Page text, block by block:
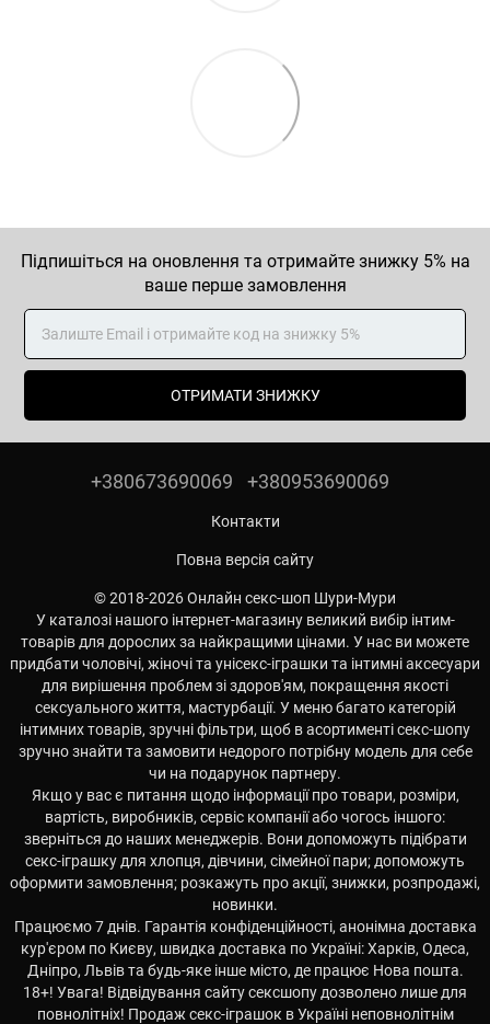
Підпишіться на оновлення та отримайте знижку 5% на
ваше перше замовлення
ОТРИМАТИ ЗНИЖКУ
+380673690069 +380953690069
Контакти
Повна версія сайту
© 2018-2026 Онлайн секс-шоп Шури-Мури
У каталозі нашого інтернет-магазину великий вибір інтим-
товарів для дорослих за найкращими цінами. У нас ви можете
придбати чоловічі, жіночі та унісекс-іграшки та інтимні аксесуари
для вирішення проблем зі здоров'ям, покращення якості
сексуального життя, мастурбації. У меню багато категорій
інтимних товарів, зручні фільтри, щоб в асортименті секс-шопу
зручно знайти та замовити недорого потрібну модель для себе
чи на подарунок партнеру.
Якщо у вас є питання щодо інформації про товари, розміри,
вартість, виробників, сервіс компанії або чогось іншого:
зверніться до наших менеджерів. Вони допоможуть підібрати
секс-іграшку для хлопця, дівчини, сімейної пари; допоможуть
оформити замовлення; розкажуть про акції, знижки, розпродажі,
новинки.
Працюємо 7 днів. Гарантія конфіденційності, анонімна доставка
кур'єром по Києву, швидка доставка по Україні: Харків, Одеса,
Дніпро, Львів та будь-яке інше місто, де працює Нова пошта.
18+! Увага! Відвідування сайту сексшопу дозволено лише для
повнолітніх! Продаж секс-іграшок в Україні неповнолітнім